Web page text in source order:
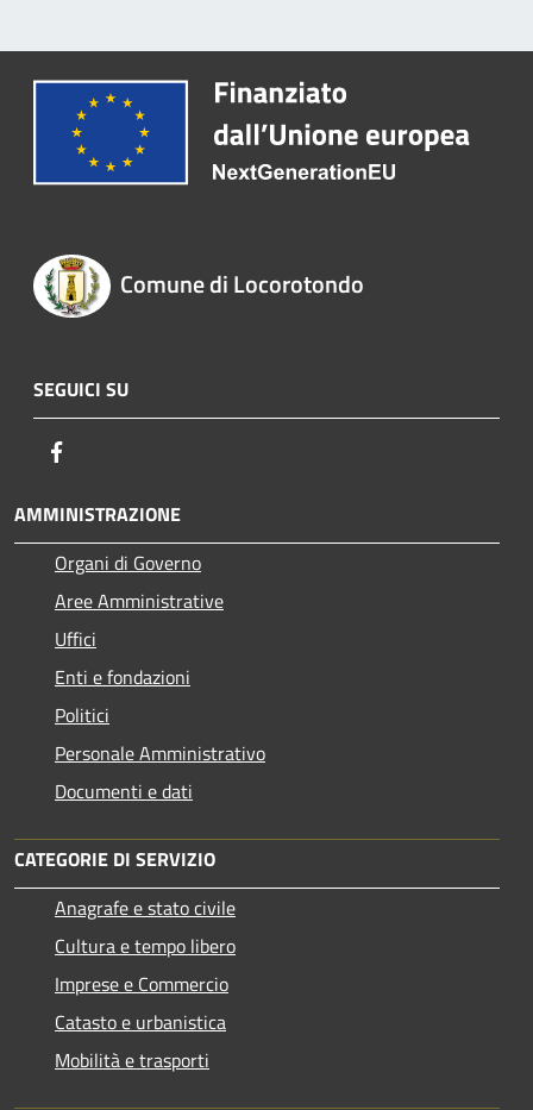
Comune di Locorotondo
SEGUICI SU
AMMINISTRAZIONE
Organi di Governo
Aree Amministrative
Uffici
Enti e fondazioni
Politici
Personale Amministrativo
Documenti e dati
CATEGORIE DI SERVIZIO
Anagrafe e stato civile
Cultura e tempo libero
Imprese e Commercio
Catasto e urbanistica
Mobilità e trasporti